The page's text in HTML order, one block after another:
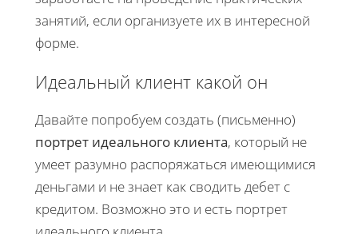
занятий, если организуете их в интересной
форме.
Идеальный клиент какой он
Давайте попробуем создать (письменно)
портрет идеального клиента, который не
умеет разумно распоряжаться имеющимися
деньгами и не знает как сводить дебет с
кредитом. Возможно это и есть портрет